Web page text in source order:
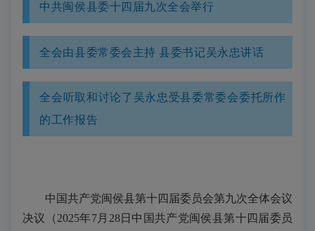
中共闽侯县委十四届九次全会举行
全会由县委常委会主持 县委书记吴永忠讲话
全会听取和讨论了吴永忠受县委常委会委托所作
的工作报告
中国共产党闽侯县第十四届委员会第九次全体会议
决议（2025年7月28日中国共产党闽侯县第十四届委员